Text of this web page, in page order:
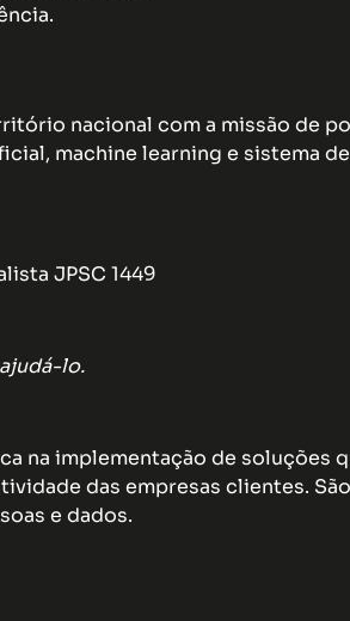
nacional com a missão de
machine learning e sistema
JPSC 1449
lo.
na implementação de soluções
das empresas clientes.
e dados.